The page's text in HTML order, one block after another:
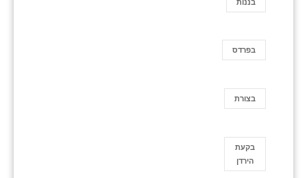
בננות
בפרדס
בצורת
בקעת
הירדן